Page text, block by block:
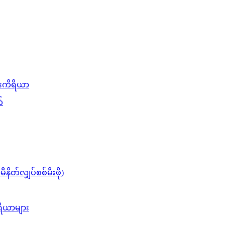
းကိရိယာ
တ်လျှပ်စစ်မီးဖို)
ာများ